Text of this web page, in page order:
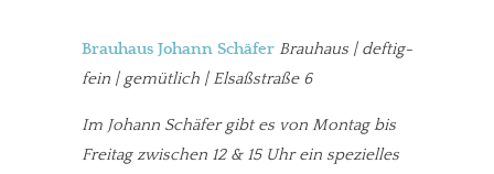
Brauhaus Johann Schäfer Brauhaus | deftig-
fein | gemütlich | Elsaßstraße 6
Im Johann Schäfer gibt es von Montag bis
Freitag zwischen 12 & 15 Uhr ein spezielles